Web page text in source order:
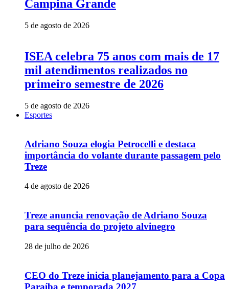
Campina Grande
5 de agosto de 2026
ISEA celebra 75 anos com mais de 17
mil atendimentos realizados no
primeiro semestre de 2026
5 de agosto de 2026
Esportes
Adriano Souza elogia Petrocelli e destaca
importância do volante durante passagem pelo
Treze
4 de agosto de 2026
Treze anuncia renovação de Adriano Souza
para sequência do projeto alvinegro
28 de julho de 2026
CEO do Treze inicia planejamento para a Copa
Paraíba e temporada 2027